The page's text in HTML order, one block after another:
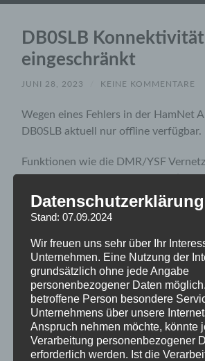
Menü
DB0SLB Konnektivität
eingeschränkt
JUNI 28, 2023 KEINE KOMMENTARE
Wegen eines Fehlers in der HamNet
DB0SLB aktuell nur offline verfügbar.
Funktionen wie die DMR/YSF
LoRa und APRS Gateways
nicht.
uneingeschränkt möglich.
An einer Lösung wird gearbeitet.
vy73 de Mario, DK5VQ
Neues zum Selbergrelais
Datenschutzerklärung
Stand: 07.09.2024
Wir freuen uns sehr über Ihr
Unternehmen. Eine Nutzung der
grundsätzlich ohne jede Angabe
personenbezogener Daten
betroffene Person besondere
Unternehmens über unsere
Anspruch nehmen möchte, könnte
Verarbeitung personenbezogener
erforderlich werden. Ist die